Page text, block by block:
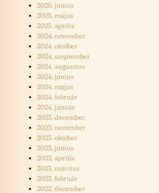
2025. június
2025. május
2025. április
2024. november
2024. október
2024. szeptember
2024. augusztus
2024. június
2024. május
2024. február
2024. január
2023. december
2023. november
2023. október
2023. június
2023. április
2023. március
2023. február
2022. december